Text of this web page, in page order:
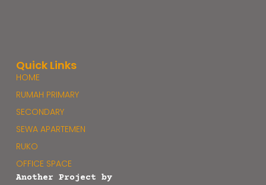
Quick Links
HOME
RUMAH PRIMARY
SECONDARY
SEWA APARTEMEN
RUKO
OFFICE SPACE
Another Project by